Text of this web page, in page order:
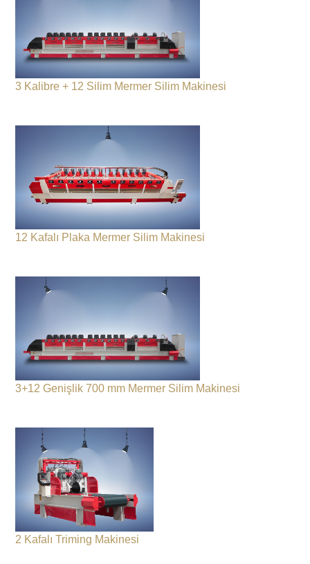
3 Kalibre + 12 Silim Mermer Silim Makinesi
12 Kafalı Plaka Mermer Silim Makinesi
3+12 Genişlik 700 mm Mermer Silim Makinesi
2 Kafalı Triming Makinesi